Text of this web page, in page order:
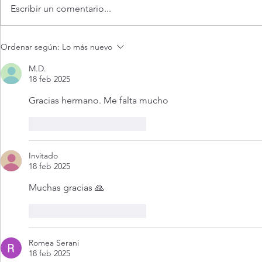
Evangelio de hoy Sábado 8
abandona (Mt 17,14-20)
Escribir un comentario...
Ordenar según: Lo más nuevo
M.D.
18 feb 2025
Gracias hermano. Me falta mucho
Invitado
18 feb 2025
Muchas gracias 🙏
Romea Serani
18 feb 2025